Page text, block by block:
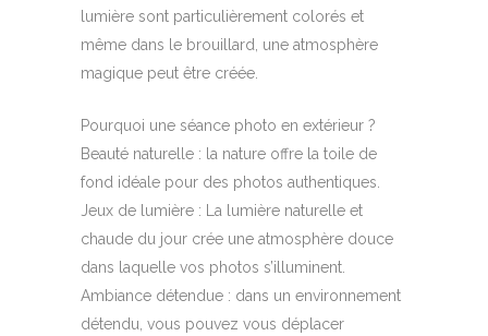
lumière sont particulièrement colorés et
même dans le brouillard, une atmosphère
magique peut être créée.
Pourquoi une séance photo en extérieur ?
Beauté naturelle : la nature offre la toile de
fond idéale pour des photos authentiques.
Jeux de lumière : La lumière naturelle et
chaude du jour crée une atmosphère douce
dans laquelle vos photos s’illuminent.
Ambiance détendue : dans un environnement
détendu, vous pouvez vous déplacer